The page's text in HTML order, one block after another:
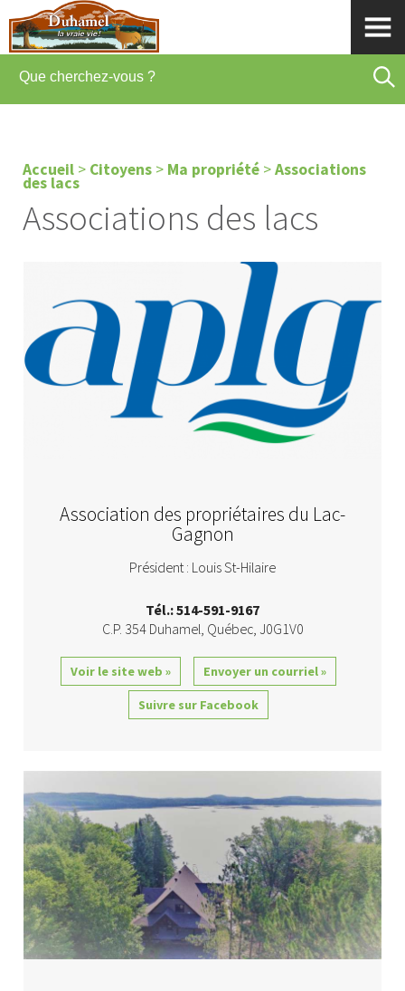
Accueil > Citoyens > Ma propriété >Associations
des lacs
Associations des lacs
Association des propriétaires du Lac-
Gagnon
Président : Louis St-Hilaire
Tél.: 514-591-9167
C.P. 354 Duhamel Québec, J0G1V0
Voir le site web » Envoyer un courriel »
Suivre sur Facebook